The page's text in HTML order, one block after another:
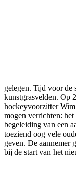
gelegen. Tijd voor de
kunstgrasvelden. Op
hockeyvoorzitter
mogen verrichten:
begeleiding van een
toeziend oog vele
geven. De aannemer
bij de start van het